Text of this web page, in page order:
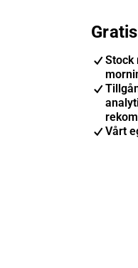
Stock
Vårt